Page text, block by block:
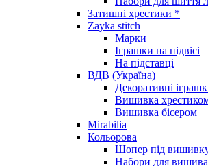
Затишні хрестики *
Zayka stitch
Марки
Іграшки на підвісі
На підставці
ВДВ (Україна)
Декоративні
Вишивка
Вишивка бісером
Mirabilia
Кольорова
Шопер під
Набори для